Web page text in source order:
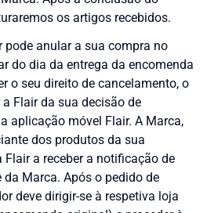
os artigos recebidos.
pode anular a sua compra no
do dia da entrega da encomenda
o seu direito de cancelamento, o
Flair da sua decisão de
aplicação móvel Flair. A Marca,
dos produtos da sua
Flair a receber a notificação de
Marca. Após o pedido de
deve dirigir-se à respetiva loja